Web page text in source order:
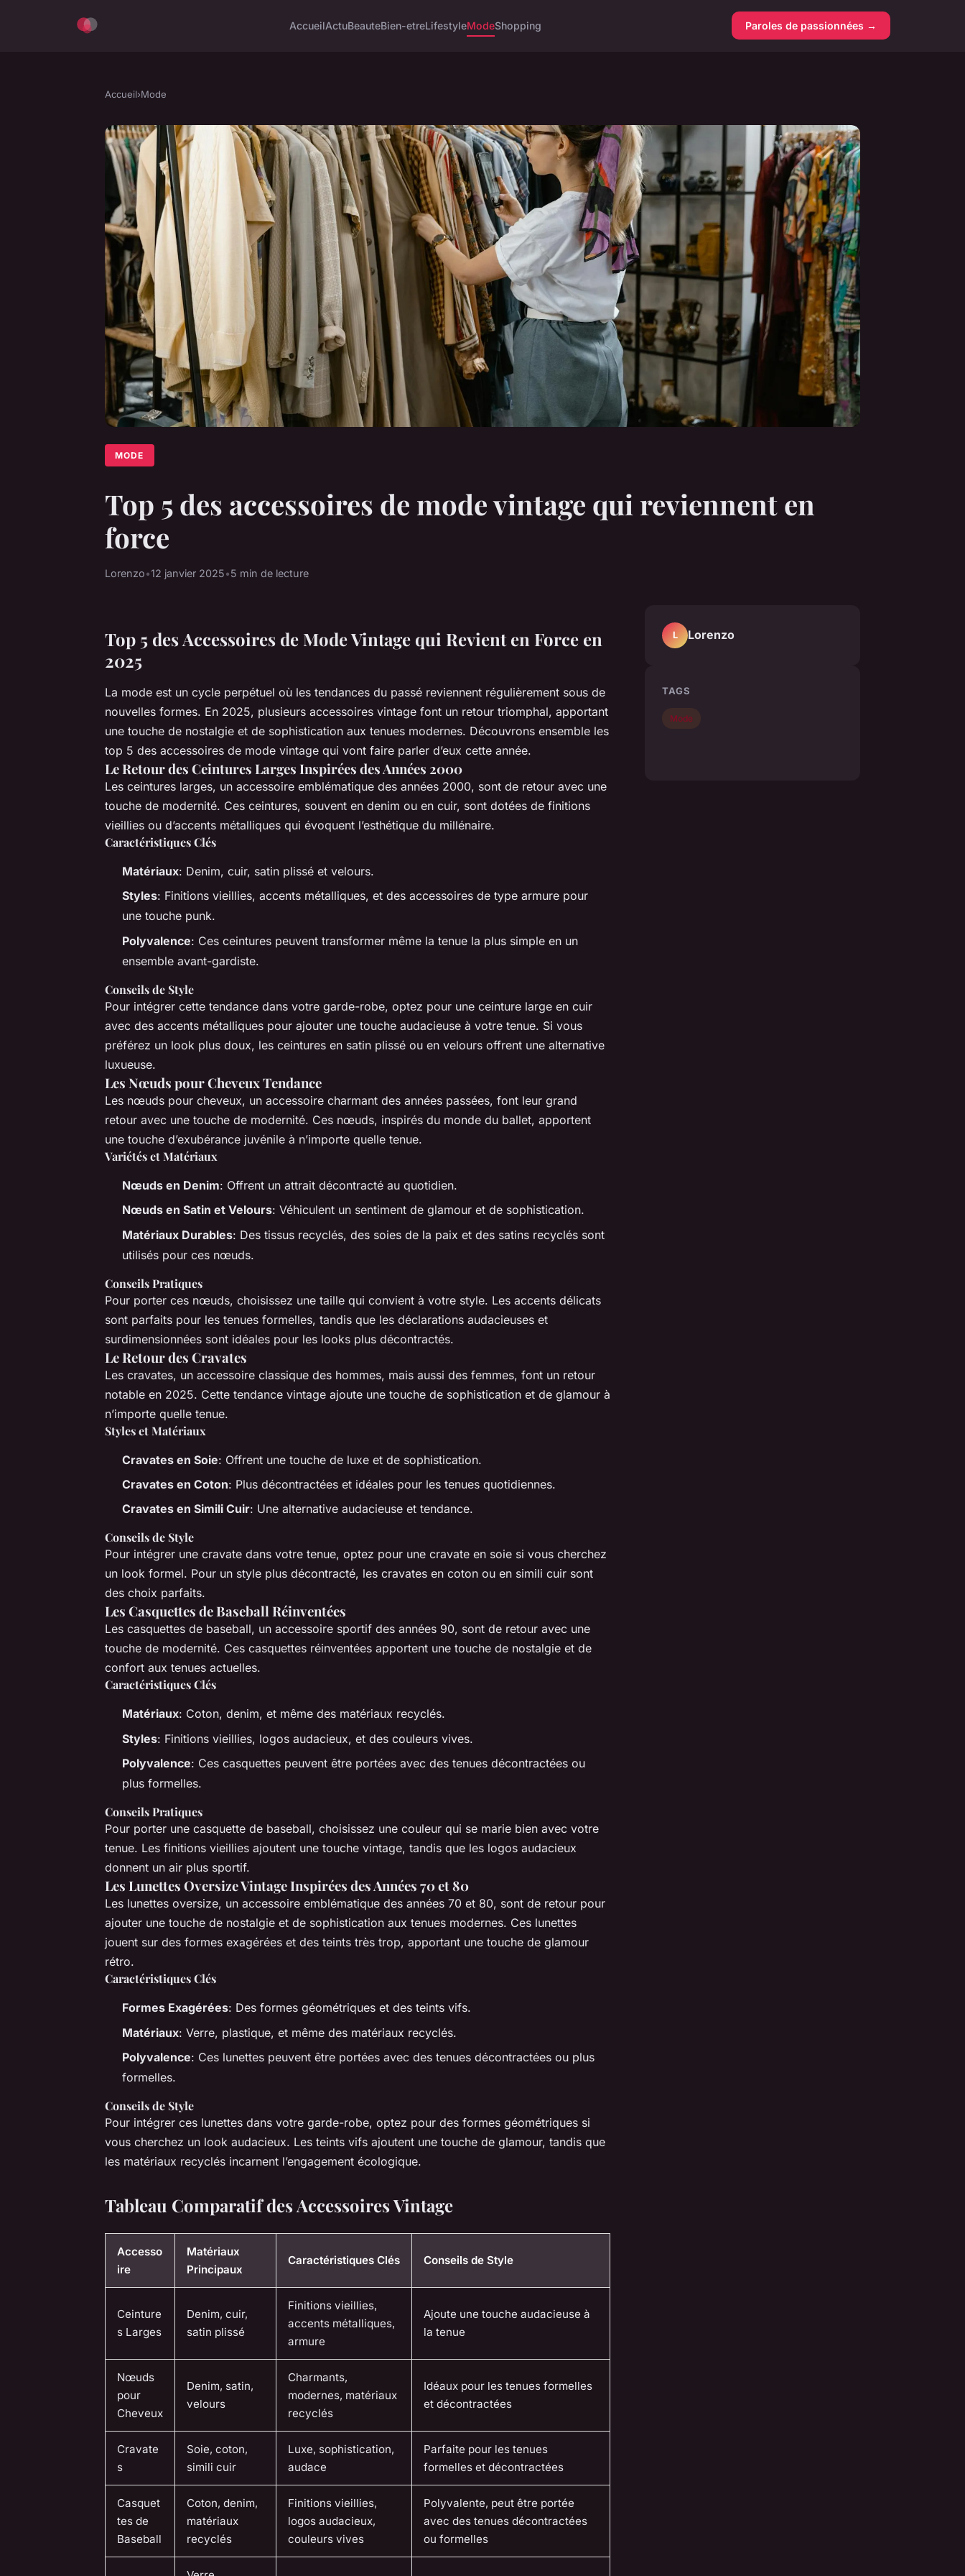
AccueilActuBeauteBien-etreLifestyleModeShopping Paroles de passionnées →
Accueil›Mode
MODE
Top 5 des accessoires de mode vintage qui reviennent en
force
Lorenzo•12 janvier 2025•5 min de lecture
Top 5 des Accessoires de Mode Vintage qui Revient en Force en
2025
La mode est un cycle perpétuel où les tendances du passé reviennent régulièrement sous de
nouvelles formes. En 2025, plusieurs accessoires vintage font un retour triomphal, apportant
une touche de nostalgie et de sophistication aux tenues modernes. Découvrons ensemble les
top 5 des accessoires de mode vintage qui vont faire parler d’eux cette année.
Le Retour des Ceintures Larges Inspirées des Années 2000
Les ceintures larges, un accessoire emblématique des années 2000, sont de retour avec une
touche de modernité. Ces ceintures, souvent en denim ou en cuir, sont dotées de finitions
vieillies ou d’accents métalliques qui évoquent l’esthétique du millénaire.
Caractéristiques Clés
Matériaux: Denim, cuir, satin plissé et velours.
Styles: Finitions vieillies, accents métalliques, et des accessoires de type armure pour
une touche punk.
Polyvalence: Ces ceintures peuvent transformer même la tenue la plus simple en un
ensemble avant-gardiste.
Conseils de Style
Pour intégrer cette tendance dans votre garde-robe, optez pour une ceinture large en cuir
avec des accents métalliques pour ajouter une touche audacieuse à votre tenue. Si vous
préférez un look plus doux, les ceintures en satin plissé ou en velours offrent une alternative
luxueuse.
Les Nœuds pour Cheveux Tendance
Les nœuds pour cheveux, un accessoire charmant des années passées, font leur grand
retour avec une touche de modernité. Ces nœuds, inspirés du monde du ballet, apportent
une touche d’exubérance juvénile à n’importe quelle tenue.
Variétés et Matériaux
Nœuds en Denim: Offrent un attrait décontracté au quotidien.
Nœuds en Satin et Velours: Véhiculent un sentiment de glamour et de sophistication.
Matériaux Durables: Des tissus recyclés, des soies de la paix et des satins recyclés sont
utilisés pour ces nœuds.
Conseils Pratiques
Pour porter ces nœuds, choisissez une taille qui convient à votre style. Les accents délicats
sont parfaits pour les tenues formelles, tandis que les déclarations audacieuses et
surdimensionnées sont idéales pour les looks plus décontractés.
Le Retour des Cravates
Les cravates, un accessoire classique des hommes, mais aussi des femmes, font un retour
notable en 2025. Cette tendance vintage ajoute une touche de sophistication et de glamour à
n’importe quelle tenue.
Styles et Matériaux
Cravates en Soie: Offrent une touche de luxe et de sophistication.
Cravates en Coton: Plus décontractées et idéales pour les tenues quotidiennes.
Cravates en Simili Cuir: Une alternative audacieuse et tendance.
Conseils de Style
Pour intégrer une cravate dans votre tenue, optez pour une cravate en soie si vous cherchez
un look formel. Pour un style plus décontracté, les cravates en coton ou en simili cuir sont
des choix parfaits.
Les Casquettes de Baseball Réinventées
Les casquettes de baseball, un accessoire sportif des années 90, sont de retour avec une
touche de modernité. Ces casquettes réinventées apportent une touche de nostalgie et de
confort aux tenues actuelles.
Caractéristiques Clés
Matériaux: Coton, denim, et même des matériaux recyclés.
Styles: Finitions vieillies, logos audacieux, et des couleurs vives.
Polyvalence: Ces casquettes peuvent être portées avec des tenues décontractées ou
plus formelles.
Conseils Pratiques
Pour porter une casquette de baseball, choisissez une couleur qui se marie bien avec votre
tenue. Les finitions vieillies ajoutent une touche vintage, tandis que les logos audacieux
donnent un air plus sportif.
Les Lunettes Oversize Vintage Inspirées des Années 70 et 80
Les lunettes oversize, un accessoire emblématique des années 70 et 80, sont de retour pour
ajouter une touche de nostalgie et de sophistication aux tenues modernes. Ces lunettes
jouent sur des formes exagérées et des teints très trop, apportant une touche de glamour
rétro.
Caractéristiques Clés
Formes Exagérées: Des formes géométriques et des teints vifs.
Matériaux: Verre, plastique, et même des matériaux recyclés.
Polyvalence: Ces lunettes peuvent être portées avec des tenues décontractées ou plus
formelles.
Conseils de Style
Pour intégrer ces lunettes dans votre garde-robe, optez pour des formes géométriques si
vous cherchez un look audacieux. Les teints vifs ajoutent une touche de glamour, tandis que
les matériaux recyclés incarnent l’engagement écologique.
Tableau Comparatif des Accessoires Vintage
Accesso
ire
Matériaux
Principaux
Caractéristiques Clés Conseils de Style
Ceinture
s Larges
Denim, cuir,
satin plissé
Finitions vieillies,
accents métalliques,
armure
Ajoute une touche audacieuse à
la tenue
Nœuds
pour
Cheveux
Denim, satin,
velours
Charmants,
modernes, matériaux
recyclés
Idéaux pour les tenues formelles
et décontractées
Cravate
s
Soie, coton,
simili cuir
Luxe, sophistication,
audace
Parfaite pour les tenues
formelles et décontractées
Casquet
tes de
Baseball
Coton, denim,
matériaux
recyclés
Finitions vieillies,
logos audacieux,
couleurs vives
Polyvalente, peut être portée
avec des tenues décontractées
ou formelles
L Lorenzo
TAGS
Mode